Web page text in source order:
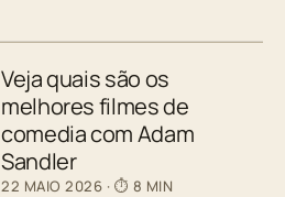
Veja quais são os
melhores filmes de
comedia com Adam
Sandler
22 MAIO 2026 · ⏱ 8 MIN